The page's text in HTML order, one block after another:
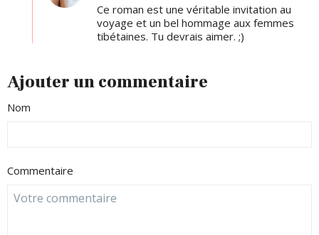
Ce roman est une véritable invitation au
voyage et un bel hommage aux femmes
tibétaines. Tu devrais aimer. ;)
Ajouter un commentaire
Nom
Commentaire